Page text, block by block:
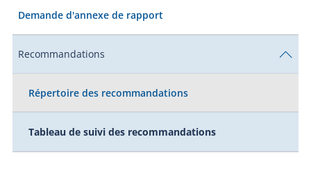
Demande d'annexe de rapport
Recommandations
Répertoire des recommandations
Tableau de suivi des recommandations